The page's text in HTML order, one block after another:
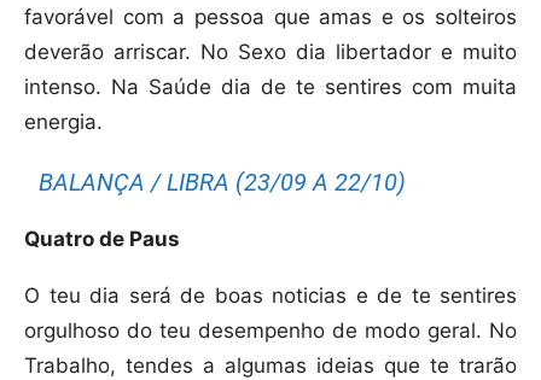
favorável com a pessoa que amas e os solteiros
deverão arriscar. No Sexo dia libertador e muito
intenso. Na Saúde dia de te sentires com muita
energia.
BALANÇA / LIBRA (23/09 A 22/10)
Quatro de Paus
O teu dia será de boas noticias e de te sentires
orgulhoso do teu desempenho de modo geral. No
Trabalho, tendes a algumas ideias que te trarão